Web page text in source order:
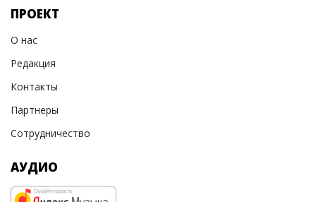
ПРОЕКТ
О нас
Редакция
Контакты
Партнеры
Сотрудничество
АУДИО